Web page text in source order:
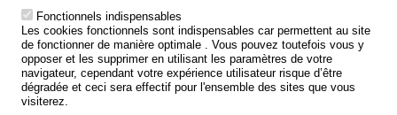
ÉTAT DE L’INSÉCURITÉ ROUTIÈRE
TRAITEMENT DES DONNÉES PERSONNELLES DES ACCIDENTS DE
LA ROUTE
ETUDES ET RECHERCHES
APPEL À PROJETS
Fonctionnels indispensables
Les cookies fonctionnels sont indispensables car permettent au site
de fonctionner de manière optimale . Vous pouvez toutefois vous y
opposer et les supprimer en utilisant les paramètres de votre
navigateur, cependant votre expérience utilisateur risque d’être
dégradée et ceci sera effectif pour l'ensemble des sites que vous
visiterez.